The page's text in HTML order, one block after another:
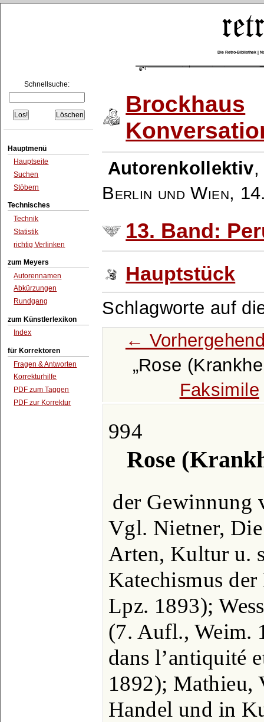
Die Retro-Bibliothek |
Schnellsuche:
Hauptmenü
Hauptseite
Suchen
Stöbern
Technisches
Technik
Statistik
richtig Verlinken
zum Meyers
Autorennamen
Abkürzungen
Rundgang
zum Künstlerlexikon
Index
für Korrektoren
Fragen & Antworten
Korrekturhilfe
PDF zum Taggen
PDF zur Korrektur
Brockhaus
Autorenkollektiv
Berlin und Wien,
13. Band:
Hauptstück
Schlagworte auf
←
Rose
Faksimile
994
Rose
der Gewinnung
Vgl. Nietner,
Arten, Kultur u.
Katechismus
Lpz. 1893);
(7. Aufl., Weim.
dans l’antiquité
1892); Mathieu,
Handel und in